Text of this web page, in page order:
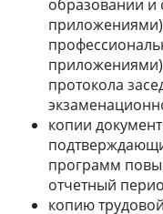
образовании и
протокола
копии
программ
отчетный
копию